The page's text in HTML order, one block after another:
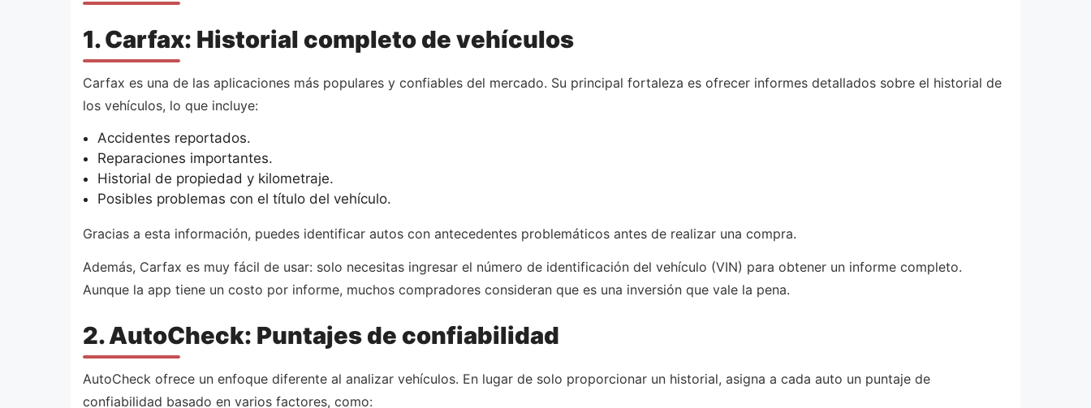
1. Carfax: Historial completo de vehículos
Carfax es una de las aplicaciones más populares y confiables del mercado. Su principal fortaleza es ofrecer informes detallados sobre el historial de
los vehículos, lo que incluye:
Accidentes reportados.
Reparaciones importantes.
Historial de propiedad y kilometraje.
Posibles problemas con el título del vehículo.
Gracias a esta información, puedes identificar autos con antecedentes problemáticos antes de realizar una compra.
Además, Carfax es muy fácil de usar: solo necesitas ingresar el número de identificación del vehículo (VIN) para obtener un informe completo.
Aunque la app tiene un costo por informe, muchos compradores consideran que es una inversión que vale la pena.
2. AutoCheck: Puntajes de confiabilidad
AutoCheck ofrece un enfoque diferente al analizar vehículos. En lugar de solo proporcionar un historial, asigna a cada auto un puntaje de
confiabilidad basado en varios factores, como: